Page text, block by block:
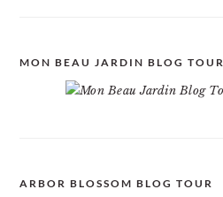
MON BEAU JARDIN BLOG TOUR
ARBOR BLOSSOM BLOG TOUR